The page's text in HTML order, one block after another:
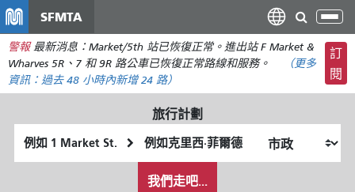
主
要
容
SFMTA
切
換
導
航
警報 最新消息：Market/5th 站已恢復正常。進出站 F Market &
Wharves 5R、7 和 9R 路公車已恢復正常路線和服務。
（更多
資訊： 過去 48 小時內新增 24 路）
訂
閱
旅行計劃
起
始
終
點
我
我們走吧...